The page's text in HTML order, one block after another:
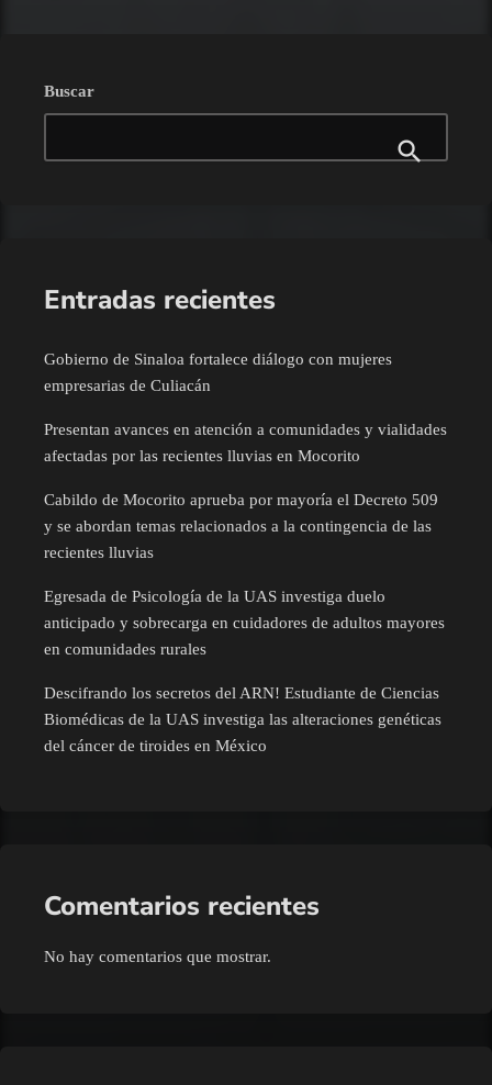
Buscar
Entradas recientes
Gobierno de Sinaloa fortalece diálogo con mujeres
empresarias de Culiacán
Presentan avances en atención a comunidades y vialidades
afectadas por las recientes lluvias en Mocorito
Cabildo de Mocorito aprueba por mayoría el Decreto 509
y se abordan temas relacionados a la contingencia de las
recientes lluvias
Egresada de Psicología de la UAS investiga duelo
anticipado y sobrecarga en cuidadores de adultos mayores
en comunidades rurales
Descifrando los secretos del ARN! Estudiante de Ciencias
Biomédicas de la UAS investiga las alteraciones genéticas
del cáncer de tiroides en México
Comentarios recientes
No hay comentarios que mostrar.